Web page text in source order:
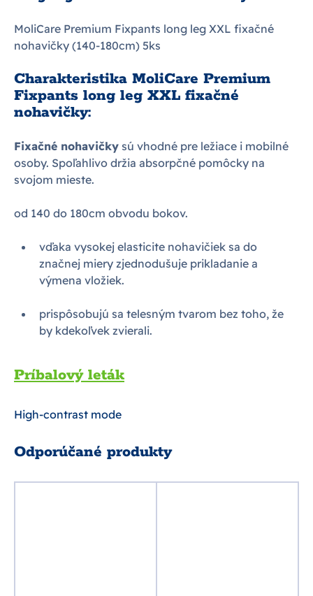
MoliCare Premium Fixpants long leg XXL fixačné
nohavičky (140-180cm) 5ks
Charakteristika MoliCare Premium
Fixpants long leg XXL fixačné
nohavičky:
Fixačné nohavičky sú vhodné pre ležiace i mobilné
osoby. Spoľahlivo držia absorpčné pomôcky na
svojom mieste.
od 140 do 180cm obvodu bokov.
vďaka vysokej elasticite nohavičiek sa do
značnej miery zjednodušuje prikladanie a
výmena vložiek.
prispôsobujú sa telesným tvarom bez toho, že
by kdekoľvek zvierali.
Príbalový leták
High-contrast mode
Odporúčané produkty